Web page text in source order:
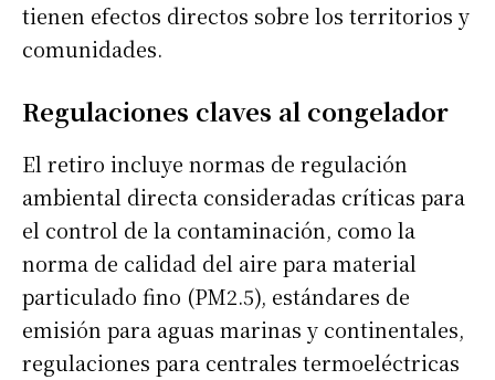
tienen efectos directos sobre los territorios y
comunidades.
Regulaciones claves al congelador
El retiro incluye normas de regulación
ambiental directa consideradas críticas para
el control de la contaminación, como la
norma de calidad del aire para material
particulado fino (PM2.5), estándares de
emisión para aguas marinas y continentales,
regulaciones para centrales termoeléctricas